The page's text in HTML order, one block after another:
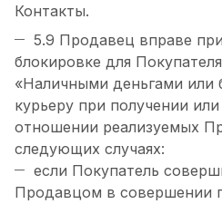
Контакты.
5.9 Продавец вправе
блокировке для
«Наличными деньгами или
курьеру при получении
отношении реализуемых
следующих случаях:
если Покупатель
Продавцом в совершении